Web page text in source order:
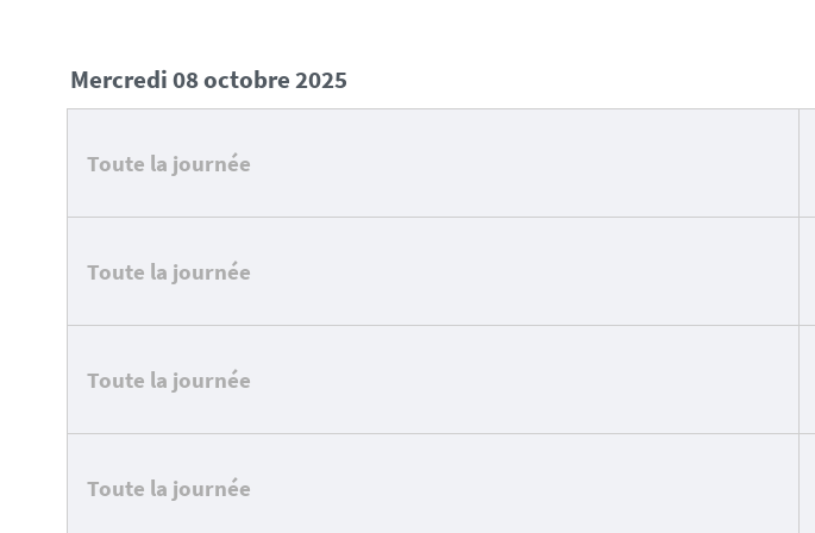
mercredi 08 octobre 2025
Toute la journée
Toute la journée
Toute la journée
Toute la journée